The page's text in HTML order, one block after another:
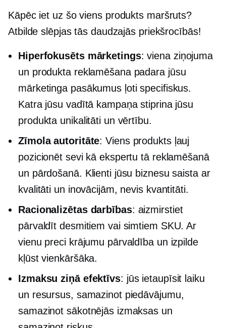
Kāpēc iet uz šoviens produkts maršruts?
Atbilde slēpjas tās daudzajās priekšrocībās!
Hiperfokusētsmārketings: viena ziņojuma
un produkta reklamēšana padara jūsu
mārketinga pasākumus ļoti specifiskus.
Katra jūsu vadītā kampaņa stiprina jūsu
produkta unikalitāti un vērtību.
Zīmola autoritāte: Viens produkts ļauj
pozicionēt sevi kā ekspertu tā reklamēšanā
un pārdošanā. Klienti jūsu biznesu saista ar
kvalitāti un inovācijām, nevis kvantitāti.
Racionalizētas darbības: aizmirstiet
pārvaldīt desmitiem vai simtiem SKU. Ar
vienu preci krājumu pārvaldība un izpilde
kļūst vienkāršāka.
Izmaksu ziņā efektīvs: jūs ietaupīsit laiku
un resursus, samazinot piedāvājumu,
samazinot sākotnējās izmaksas un